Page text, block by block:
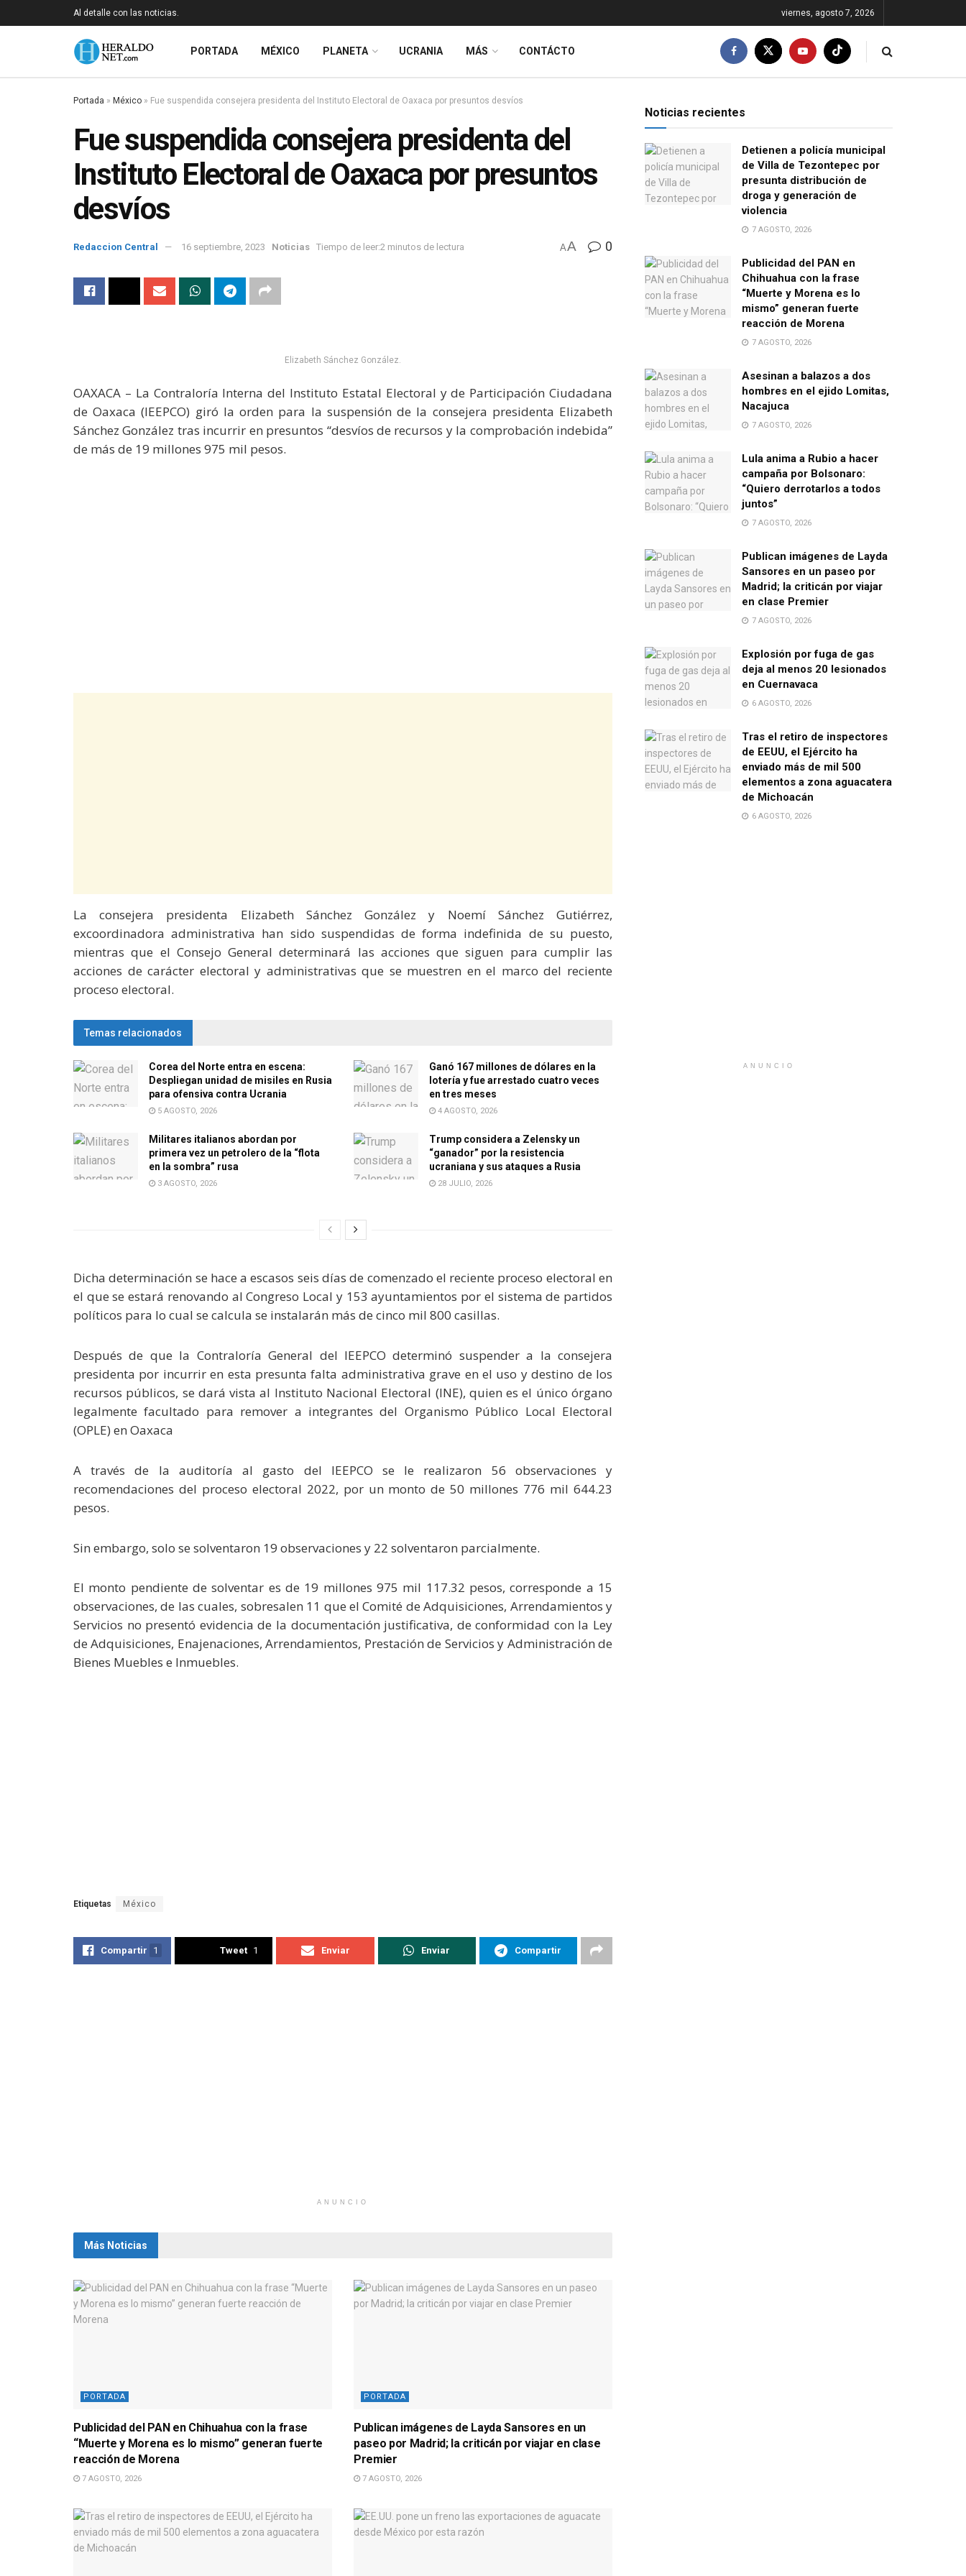
Al detalle con las noticias. viernes, agosto 7, 2026
PORTADA MÉXICO PLANETA UCRANIA MÁS CONTÁCTO
Portada » México » Fue suspendida consejera presidenta del Instituto Electoral de Oaxaca por presuntos desvíos
Fue suspendida consejera presidenta del
Instituto Electoral de Oaxaca por presuntos
desvíos
Redaccion Central 16 septiembre, 2023 Noticias Tiempo de leer:2 minutos de lectura AA 0
Elizabeth Sánchez González.
OAXACA – La Contraloría Interna del Instituto Estatal Electoral y de Participación Ciudadana
de Oaxaca (IEEPCO) giró la orden para la suspensión de la consejera presidenta Elizabeth
Sánchez González tras incurrir en presuntos “desvíos de recursos y la comprobación indebida”
de más de 19 millones 975 mil pesos.
La consejera presidenta Elizabeth Sánchez González y Noemí Sánchez Gutiérrez,
excoordinadora administrativa han sido suspendidas de forma indefinida de su puesto,
mientras que el Consejo General determinará las acciones que siguen para cumplir las
acciones de carácter electoral y administrativas que se muestren en el marco del reciente
proceso electoral.
Temas relacionados
Corea del Norte entra en escena:
Despliegan unidad de misiles en Rusia
para ofensiva contra Ucrania
5 AGOSTO, 2026
Ganó 167 millones de dólares en la
lotería y fue arrestado cuatro veces
en tres meses
4 AGOSTO, 2026
Militares italianos abordan por
primera vez un petrolero de la “flota
en la sombra” rusa
3 AGOSTO, 2026
Trump considera a Zelensky un
“ganador” por la resistencia
ucraniana y sus ataques a Rusia
28 JULIO, 2026
Dicha determinación se hace a escasos seis días de comenzado el reciente proceso electoral en
el que se estará renovando al Congreso Local y 153 ayuntamientos por el sistema de partidos
políticos para lo cual se calcula se instalarán más de cinco mil 800 casillas.
Después de que la Contraloría General del IEEPCO determinó suspender a la consejera
presidenta por incurrir en esta presunta falta administrativa grave en el uso y destino de los
recursos públicos, se dará vista al Instituto Nacional Electoral (INE), quien es el único órgano
legalmente facultado para remover a integrantes del Organismo Público Local Electoral
(OPLE) en Oaxaca
A través de la auditoría al gasto del IEEPCO se le realizaron 56 observaciones y
recomendaciones del proceso electoral 2022, por un monto de 50 millones 776 mil 644.23
pesos.
Sin embargo, solo se solventaron 19 observaciones y 22 solventaron parcialmente.
El monto pendiente de solventar es de 19 millones 975 mil 117.32 pesos, corresponde a 15
observaciones, de las cuales, sobresalen 11 que el Comité de Adquisiciones, Arrendamientos y
Servicios no presentó evidencia de la documentación justificativa, de conformidad con la Ley
de Adquisiciones, Enajenaciones, Arrendamientos, Prestación de Servicios y Administración de
Bienes Muebles e Inmuebles.
Etiquetas México
Compartir 1 Tweet 1 Enviar Enviar Compartir
ANUNCIO
Más Noticias
PORTADA
Publicidad del PAN en Chihuahua con la frase
“Muerte y Morena es lo mismo” generan fuerte
reacción de Morena
7 AGOSTO, 2026
PORTADA
Publican imágenes de Layda Sansores en un
paseo por Madrid; la criticán por viajar en clase
Premier
7 AGOSTO, 2026
Noticias recientes
Detienen a policía municipal
de Villa de Tezontepec por
presunta distribución de
droga y generación de
violencia
7 AGOSTO, 2026
Publicidad del PAN en
Chihuahua con la frase
“Muerte y Morena es lo
mismo” generan fuerte
reacción de Morena
7 AGOSTO, 2026
Asesinan a balazos a dos
hombres en el ejido Lomitas,
Nacajuca
7 AGOSTO, 2026
Lula anima a Rubio a hacer
campaña por Bolsonaro:
“Quiero derrotarlos a todos
juntos”
7 AGOSTO, 2026
Publican imágenes de Layda
Sansores en un paseo por
Madrid; la criticán por viajar
en clase Premier
7 AGOSTO, 2026
Explosión por fuga de gas
deja al menos 20 lesionados
en Cuernavaca
6 AGOSTO, 2026
Tras el retiro de inspectores
de EEUU, el Ejército ha
enviado más de mil 500
elementos a zona aguacatera
de Michoacán
6 AGOSTO, 2026
ANUNCIO